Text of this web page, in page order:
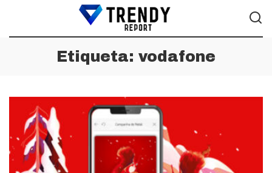
Etiqueta: vodafone